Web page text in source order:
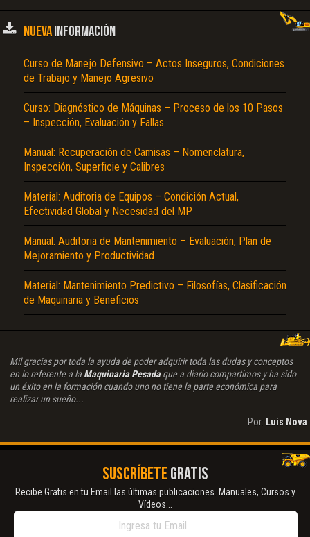
NUEVAINFORMACIÓN
Curso de Manejo Defensivo – Actos Inseguros, Condiciones
de Trabajo y Manejo Agresivo
Curso: Diagnóstico de Máquinas – Proceso de los 10 Pasos
– Inspección, Evaluación y Fallas
Manual: Recuperación de Camisas – Nomenclatura,
Inspección, Superficie y Calibres
Material: Auditoria de Equipos – Condición Actual,
Efectividad Global y Necesidad del MP
Manual: Auditoria de Mantenimiento – Evaluación, Plan de
Mejoramiento y Productividad
Material: Mantenimiento Predictivo – Filosofías, Clasificación
de Maquinaria y Beneficios
Mil gracias por toda la ayuda de poder adquirir toda las dudas y conceptos
en lo referente a la Maquinaria Pesadaque a diario compartimos y ha sido
un éxito en la formación cuando uno no tiene la parte económica para
realizar un sueño...
Por: Luis Nova
SUSCRÍBETEGRATIS
Recibe Gratis en tu Email las últimas publicaciones. Manuales, Cursos y
Vídeos...